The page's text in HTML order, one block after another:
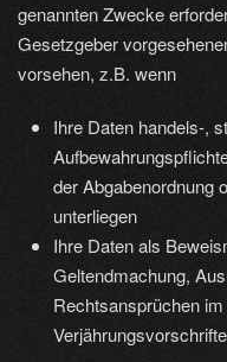
genannten Zwecke
Gesetzgeber
vorsehen, z.B. wenn
Ihre Daten handels-,
der Abgabenordnung
unterliegen
Ihre Daten als
Geltendmachung,
Rechtsansprüchen